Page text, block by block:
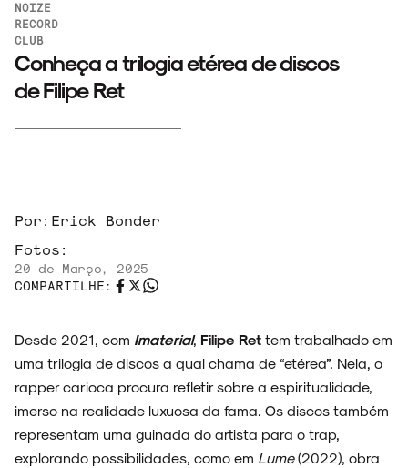
NOIZE
RECORD
CLUB
Conheça a trilogia etérea de discos
de Filipe Ret
Por: Erick Bonder
Fotos:
20 de Março, 2025
COMPARTILHE:
Desde 2021, com Imaterial, Filipe Ret tem trabalhado em
uma trilogia de discos a qual chama de “etérea”. Nela, o
rapper carioca procura refletir sobre a espiritualidade,
imerso na realidade luxuosa da fama. Os discos também
representam uma guinada do artista para o trap,
explorando possibilidades, como em Lume(2022), obra